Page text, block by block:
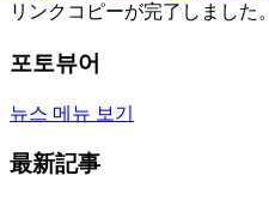
リンクコピーが完了しました。
포토뷰어
뉴스 메뉴 보기
最新記事